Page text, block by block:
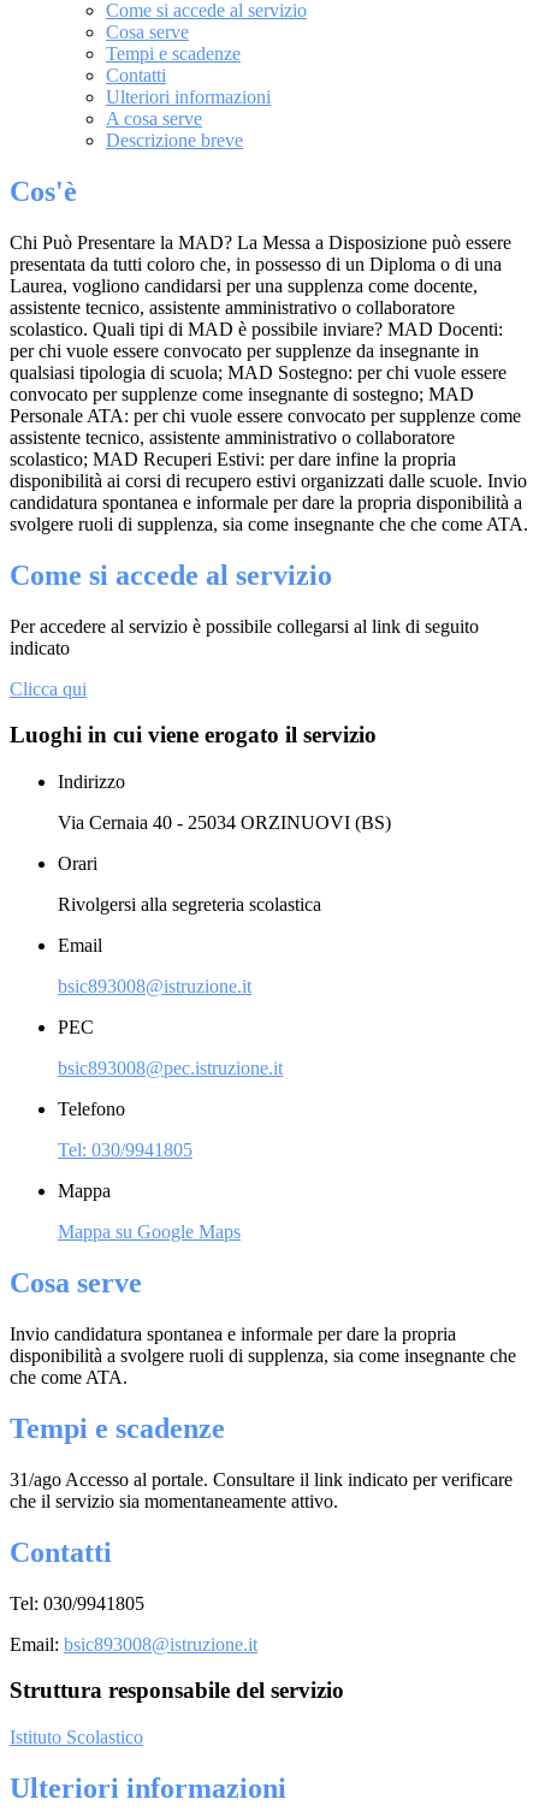
Come si accede al servizio
Cosa serve
Tempi e scadenze
Contatti
Ulteriori informazioni
A cosa serve
Descrizione breve
Cos'è
Chi Può Presentare la MAD? La Messa a Disposizione può essere
presentata da tutti coloro che, in possesso di un Diploma o di una
Laurea, vogliono candidarsi per una supplenza come docente,
assistente tecnico, assistente amministrativo o collaboratore
scolastico. Quali tipi di MAD è possibile inviare? MAD Docenti:
per chi vuole essere convocato per supplenze da insegnante in
qualsiasi tipologia di scuola; MAD Sostegno: per chi vuole essere
convocato per supplenze come insegnante di sostegno; MAD
Personale ATA: per chi vuole essere convocato per supplenze come
assistente tecnico, assistente amministrativo o collaboratore
scolastico; MAD Recuperi Estivi: per dare infine la propria
disponibilità ai corsi di recupero estivi organizzati dalle scuole. Invio
candidatura spontanea e informale per dare la propria disponibilità a
svolgere ruoli di supplenza, sia come insegnante che che come ATA.
Come si accede al servizio
Per accedere al servizio è possibile collegarsi al link di seguito
indicato
Clicca qui
Luoghi in cui viene erogato il servizio
Indirizzo
Via Cernaia 40 - 25034 ORZINUOVI (BS)
Orari
Rivolgersi alla segreteria scolastica
Email
bsic893008@istruzione.it
PEC
bsic893008@pec.istruzione.it
Telefono
Tel: 030/9941805
Mappa
Mappa su Google Maps
Cosa serve
Invio candidatura spontanea e informale per dare la propria
disponibilità a svolgere ruoli di supplenza, sia come insegnante che
che come ATA.
Tempi e scadenze
31/ago Accesso al portale. Consultare il link indicato per verificare
che il servizio sia momentaneamente attivo.
Contatti
Tel: 030/9941805
Email: bsic893008@istruzione.it
Struttura responsabile del servizio
Istituto Scolastico
Ulteriori informazioni